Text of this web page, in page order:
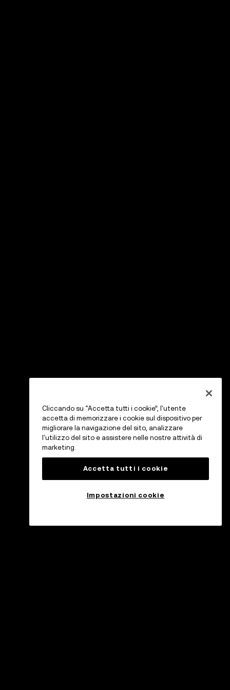
Cliccando su “Accetta tutti i cookie”, l'utente
accetta di memorizzare i cookie sul dispositivo per
migliorare la navigazione del sito, analizzare
l'utilizzo del sito e assistere nelle nostre attività di
marketing.
Accetta tutti i cookie
Impostazioni cookie